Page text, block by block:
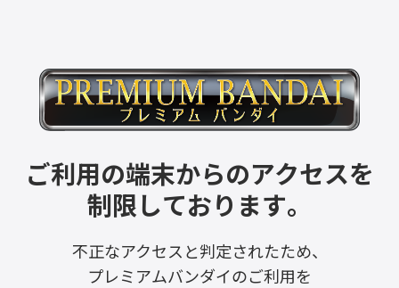
ご利用の端末からのアクセスを
制限しております。
不正なアクセスと判定されたため、
プレミアムバンダイのご利用を